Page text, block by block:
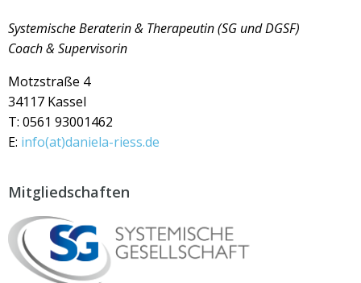
Systemische Beraterin & Therapeutin (SG und DGSF)
Coach & Supervisorin
Motzstraße 4
34117 Kassel
T: 0561 93001462
E: info(at)daniela-riess.de
Mitgliedschaften